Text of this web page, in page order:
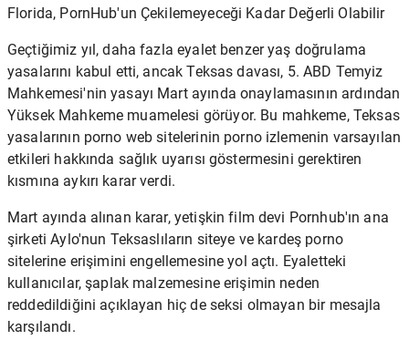
Florida, PornHub'un Çekilemeyeceği Kadar Değerli Olabilir
Geçtiğimiz yıl, daha fazla eyalet benzer yaş doğrulama
yasalarını kabul etti, ancak Teksas davası, 5. ABD Temyiz
Mahkemesi'nin yasayı Mart ayında onaylamasının ardından
Yüksek Mahkeme muamelesi görüyor. Bu mahkeme, Teksas
yasalarının porno web sitelerinin porno izlemenin varsayılan
etkileri hakkında sağlık uyarısı göstermesini gerektiren
kısmına aykırı karar verdi.
Mart ayında alınan karar, yetişkin film devi Pornhub'ın ana
şirketi Aylo'nun Teksaslıların siteye ve kardeş porno
sitelerine erişimini engellemesine yol açtı. Eyaletteki
kullanıcılar, şaplak malzemesine erişimin neden
reddedildiğini açıklayan hiç de seksi olmayan bir mesajla
karşılandı.